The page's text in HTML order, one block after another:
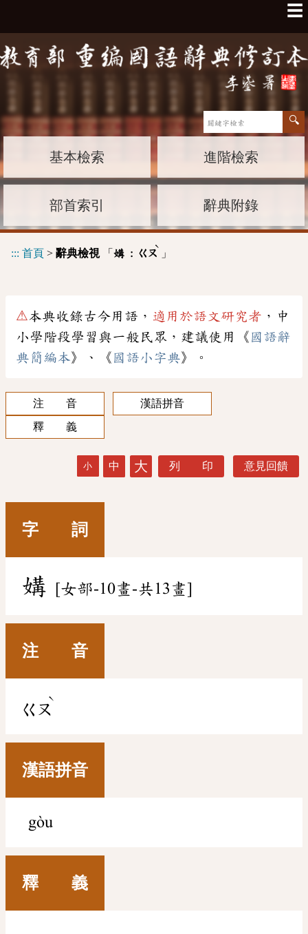
☰
基本檢索 進階檢索
部首索引 辭典附錄
::: 首頁 > 辭典檢視「 媾 : ㄍㄡ
ˋ
」
⚠本典收錄古今用語， 適用於語文研究者 ，中
小學階段學習與一般民眾，建議使用《 國語辭
典簡編本》、《 國語小字典》。
注 音
漢語拼音
釋 義
小 中 大 列 印 意見回饋
字 詞
媾 [女部-10畫-共13畫]
注 音
ㄍㄡ
ˋ
漢語拼音
gòu
釋 義